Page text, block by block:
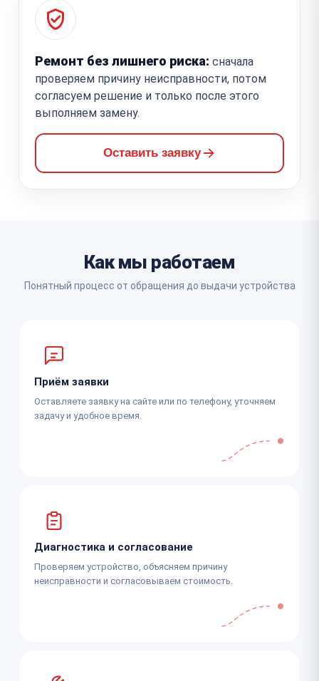
Ремонт без лишнего риска: сначала
проверяем причину неисправности, потом
согласуем решение и только после этого
выполняем замену.
Оставить заявку
Как мы работаем
Понятный процесс от обращения до выдачи устройства
Приём заявки
Оставляете заявку на сайте или по телефону, уточняем
задачу и удобное время.
Диагностика и согласование
Проверяем устройство, объясняем причину
неисправности и согласовываем стоимость.